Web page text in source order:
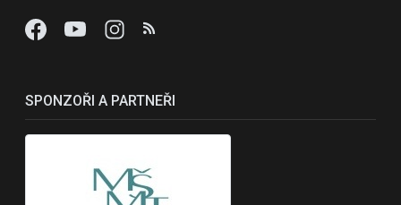
SPONZOŘI A PARTNEŘI